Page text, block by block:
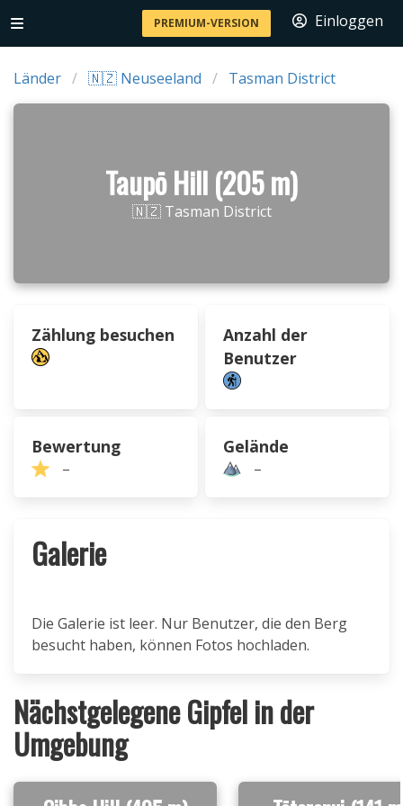
PREMIUM-VERSION Einloggen
Länder 🇳🇿 Neuseeland Tasman District
Taupō Hill (205 m)
🇳🇿 Tasman District
Zählung besuchen
Anzahl der
Benutzer
Bewertung
–
Gelände
–
Galerie
Die Galerie ist leer. Nur Benutzer, die den Berg
besucht haben, können Fotos hochladen.
Nächstgelegene Gipfel in der
Umgebung